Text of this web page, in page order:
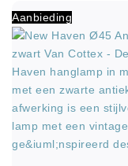
Aanbieding